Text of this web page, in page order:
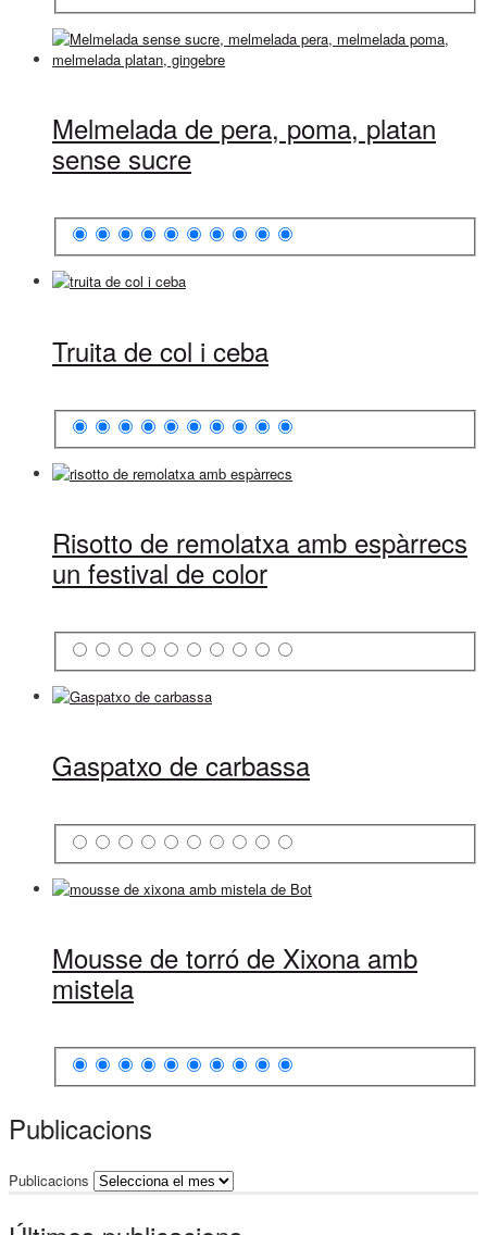
Melmelada de pera, poma, platan
sense sucre
Truita de col i ceba
Risotto de remolatxa amb espàrrecs
un festival de color
Gaspatxo de carbassa
Mousse de torró de Xixona amb
mistela
Publicacions
Publicacions